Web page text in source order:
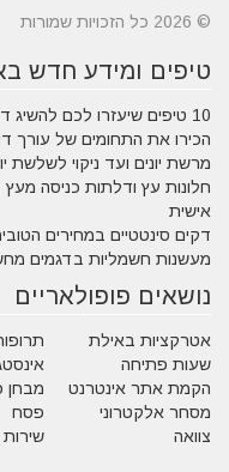
© 2026 כל הזכויות שמורות
טיפים ומידע חדש
10 טיפים שיעזרו לכם להשיג דייט באתרי הכרויות
הכירו את התחומים של עורך
מרשת יונים ועד ניקוי לשלשת
חלונות עץ ודלתות כניסה מעץ
אישית
דקים סינטטיים במחירים
מעשנות חשמליות בדגמים
נושאים פופולאריים
אטרקציות באילת
שעות פתיחה
הקמת אתר אינטרנט
מבחן
מסחר אלקטרוני
פסח
צוואה